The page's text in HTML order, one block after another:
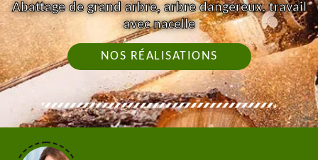
Abattage de grand arbre, arbre dangereux, travail
avec nacelle
NOS RÉALISATIONS